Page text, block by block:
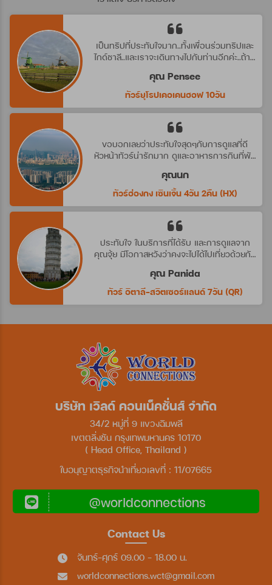
เป็นทริปที่ประทับใจมาก..ทั้งเพื่อนร่วมทริปและ
ไกด์ชาลี..และเราจะเดินทางไปกับท่านอีกค่ะ..ถ้ามี
คุณ Pensee
ทัวร์ยุโรปเคอเคนฮอฟ 10วัน
ขอบอกเลยว่าประทับใจสุดๆกับการดูแลที่ดี
หัวหน้าทัวร์น่ารักมาก ดูและอาหารการกินที่พัก
บริษัทนี้อีกค่ะ
คุณนก
ทัวร์ฮ่องกง เซินเจิ้น 4วัน 2คืน (HX)
ประทับใจ ในบริการที่ได้รับ และการดูแลจาก
คุณจุ้ย มีโอกาสหวังว่าคงจะไปได้ไปเที่ยวด้วยกัน
คุณ Panida
ทัวร์ อิตาลี-สวิตเซอร์แลนด์ 7วัน (QR)
บริษัท เวิลด์ คอนเน็คชั่นส์ จำกัด
34/2 หมู่ที่ 9 แขวงฉิมพลี
เขตตลิ่งชัน กรุงเทพมหานคร 10170
( Head Office, Thailand )
ใบอนุญาตธุรกิจนำเที่ยวเลขที่ : 11/07665
@worldconnections
Contact Us
จันทร์-ศุกร์ 09.00 - 18.00 น.
worldconnections.wct@gmail.com